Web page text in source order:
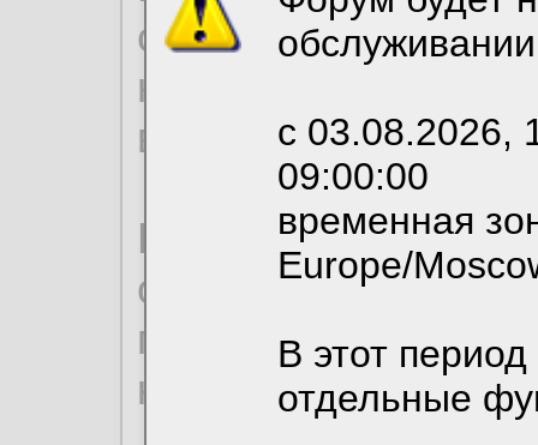
с 03.08.2026,
09:00:00
временная
Europe/
В этот
отдельные
согласие на
необходимых для
вы можете
По
ознакомиться с
пользовательским